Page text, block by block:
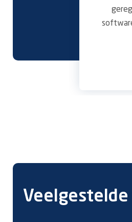
Veelgestelde